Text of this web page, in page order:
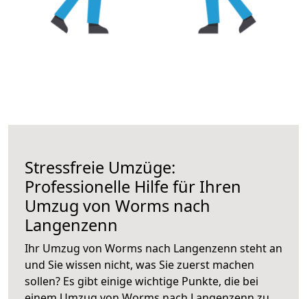
Stressfreie Umzüge:
Professionelle Hilfe für Ihren
Umzug von Worms nach
Langenzenn
Ihr Umzug von Worms nach Langenzenn steht an
und Sie wissen nicht, was Sie zuerst machen
sollen? Es gibt einige wichtige Punkte, die bei